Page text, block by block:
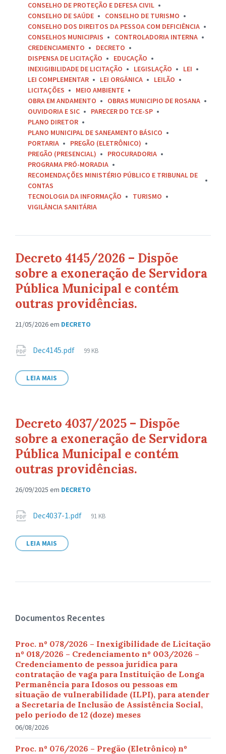
CONSELHO DE PROTEÇÃO E DEFESA CIVIL
CONSELHO DE SAÚDE
CONSELHO DE TURISMO
CONSELHO DOS DIREITOS DA PESSOA COM DEFICIÊNCIA
CONSELHOS MUNICIPAIS
CONTROLADORIA INTERNA
CREDENCIAMENTO
DECRETO
DISPENSA DE LICITAÇÃO
EDUCAÇÃO
INEXIGIBILIDADE DE LICITAÇÃO
LEGISLAÇÃO
LEI
LEI COMPLEMENTAR
LEI ORGÂNICA
LEILÃO
LICITAÇÕES
MEIO AMBIENTE
OBRA EM ANDAMENTO
OBRAS MUNICIPIO DE ROSANA
OUVIDORIA E SIC
PARECER DO TCE-SP
PLANO DIRETOR
PLANO MUNICIPAL DE SANEAMENTO BÁSICO
PORTARIA
PREGÃO (ELETRÔNICO)
PREGÃO (PRESENCIAL)
PROCURADORIA
PROGRAMA PRÓ-MORADIA
RECOMENDAÇÕES MINISTÉRIO PÚBLICO E TRIBUNAL DE
CONTAS
TECNOLOGIA DA INFORMAÇÃO
TURISMO
VIGILÂNCIA SANITÁRIA
Decreto 4145/2026 – Dispõe
sobre a exoneração de Servidora
Pública Municipal e contém
outras providências.
21/05/2026em DECRETO
Anexos
Dec4145.pdf
Tamanho
99 KB
LEIA MAIS
Decreto 4037/2025 – Dispõe
sobre a exoneração de Servidora
Pública Municipal e contém
outras providências.
26/09/2025 em DECRETO
Anexos
Dec4037-1.pdf
Tamanho
91 KB
LEIA MAIS
Documentos Recentes
Proc. nº 078/2026 – Inexigibilidade de Licitação
nº 018/2026 – Credenciamento nº 003/2026 –
Credenciamento de pessoa jurídica para
contratação de vaga para Instituição de Longa
Permanência para Idosos ou pessoas em
situação de vulnerabilidade (ILPI), para atender
a Secretaria de Inclusão de Assistência Social,
pelo período de 12 (doze) meses
06/08/2026
Proc. nº 076/2026 – Pregão (Eletrônico) nº